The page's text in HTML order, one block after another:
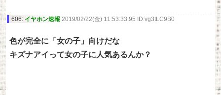
606: イヤホン速報 2019/02/22(金) 11:53:33.95 ID:vg3tLC9B0
色が完全に「女の子」向けだな
キズナアイって女の子に人気あるんか？